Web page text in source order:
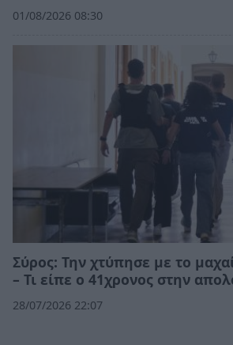
01/08/2026 08:30
Σύρος: Την χτύπησε με το
– Τι είπε ο 41χρονος στην
28/07/2026 22:07